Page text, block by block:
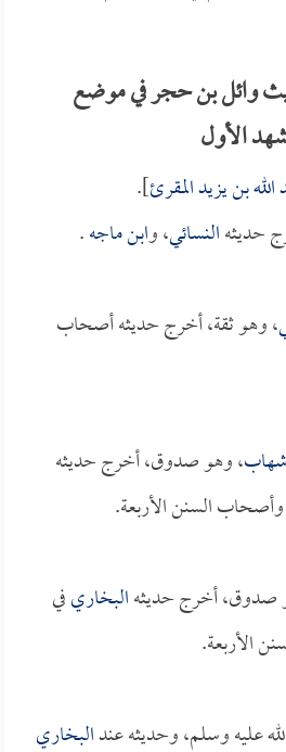
وائل بن حجر في موضع
الأول
بن يزيد المقرئ].
حديثهالنسائي، وابن ماجه.
، وهو ثقة، أخرج حديثه أصحاب
، وهو صدوق، أخرج حديثه
السنن الأربعة.
صدوق، أخرج حديثهالبخاريفي
الأربعة.
عليه وسلم، وحديثه عندالبخاري